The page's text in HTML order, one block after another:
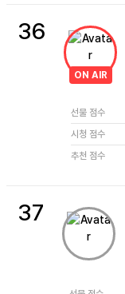
36
ON AIR
선물 점수
시청 점수
추천 점수
37